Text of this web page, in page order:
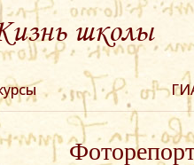
школы